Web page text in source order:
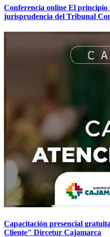
Conferencia online El principio
jurisprudencia del Tribunal
Capacitación presencial
Cliente" Dircetur Cajamarca